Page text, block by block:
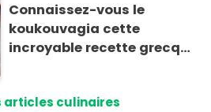
Connaissez-vous le
koukouvagia cette
incroyable recette grecque
articles culinaires